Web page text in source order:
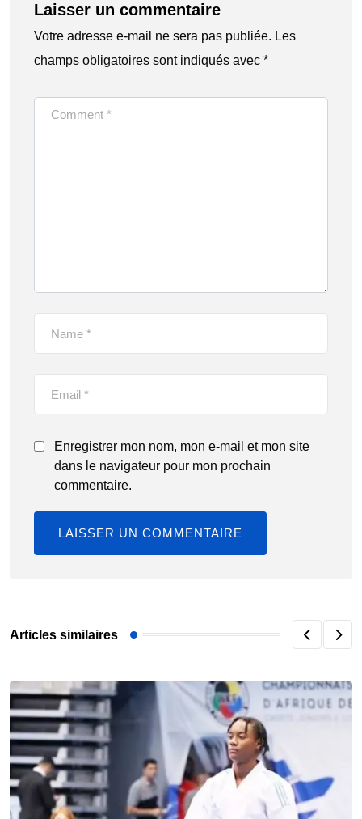
Laisser un commentaire
Votre adresse e-mail ne sera pas publiée. Les
champs obligatoires sont indiqués avec *
Enregistrer mon nom, mon e-mail et mon site
dans le navigateur pour mon prochain
commentaire.
Articles similaires